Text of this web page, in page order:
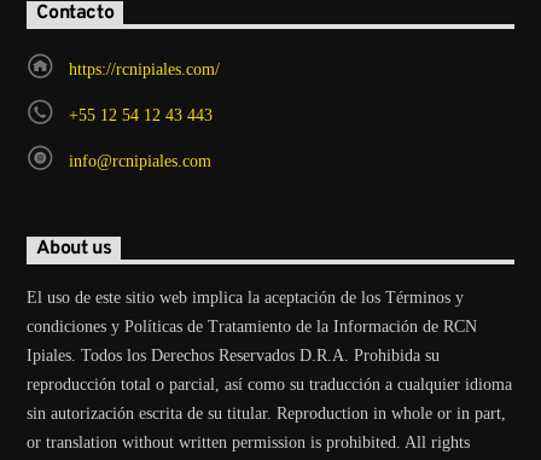
Contacto
https://rcnipiales.com/
+55 12 54 12 43 443
info@rcnipiales.com
About us
El uso de este sitio web implica la aceptación de los Términos y
condiciones y Políticas de Tratamiento de la Información de RCN
Ipiales. Todos los Derechos Reservados D.R.A. Prohibida su
reproducción total o parcial, así como su traducción a cualquier idioma
sin autorización escrita de su titular. Reproduction in whole or in part,
or translation without written permission is prohibited. All rights